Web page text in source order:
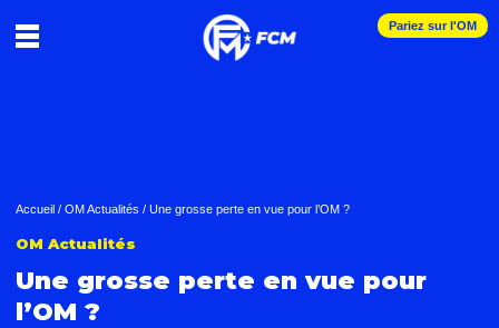
Pariez sur l'OM
Accueil / OM Actualités / Une grosse perte en vue pour l’OM ?
OM Actualités
Une grosse perte en vue pour
l’OM ?